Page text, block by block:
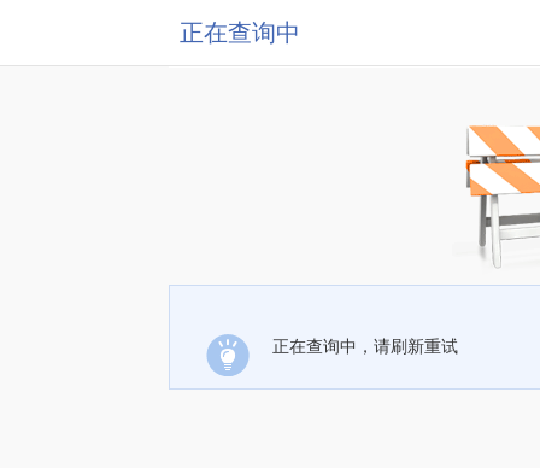
正在查询中
正在查询中，请刷新重试